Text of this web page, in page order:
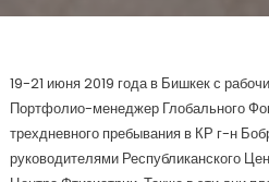
19-21 июня 2019 года в Бишкек с
Портфолио-менеджер Глобального
трехдневного пребывания в КР г-н
руководителями Республиканского